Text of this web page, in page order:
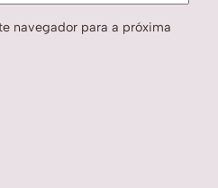
navegador para a próxima